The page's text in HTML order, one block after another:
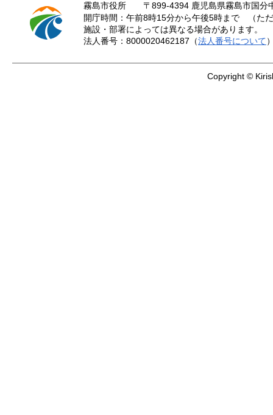
霧島市役所
〒899-4394 鹿児島県霧島市国
開庁時間：午前8時15分から午後5時まで （た
施設・部署によっては異なる場合があります。
法人番号：8000020462187（法人番号について
Copyright ©